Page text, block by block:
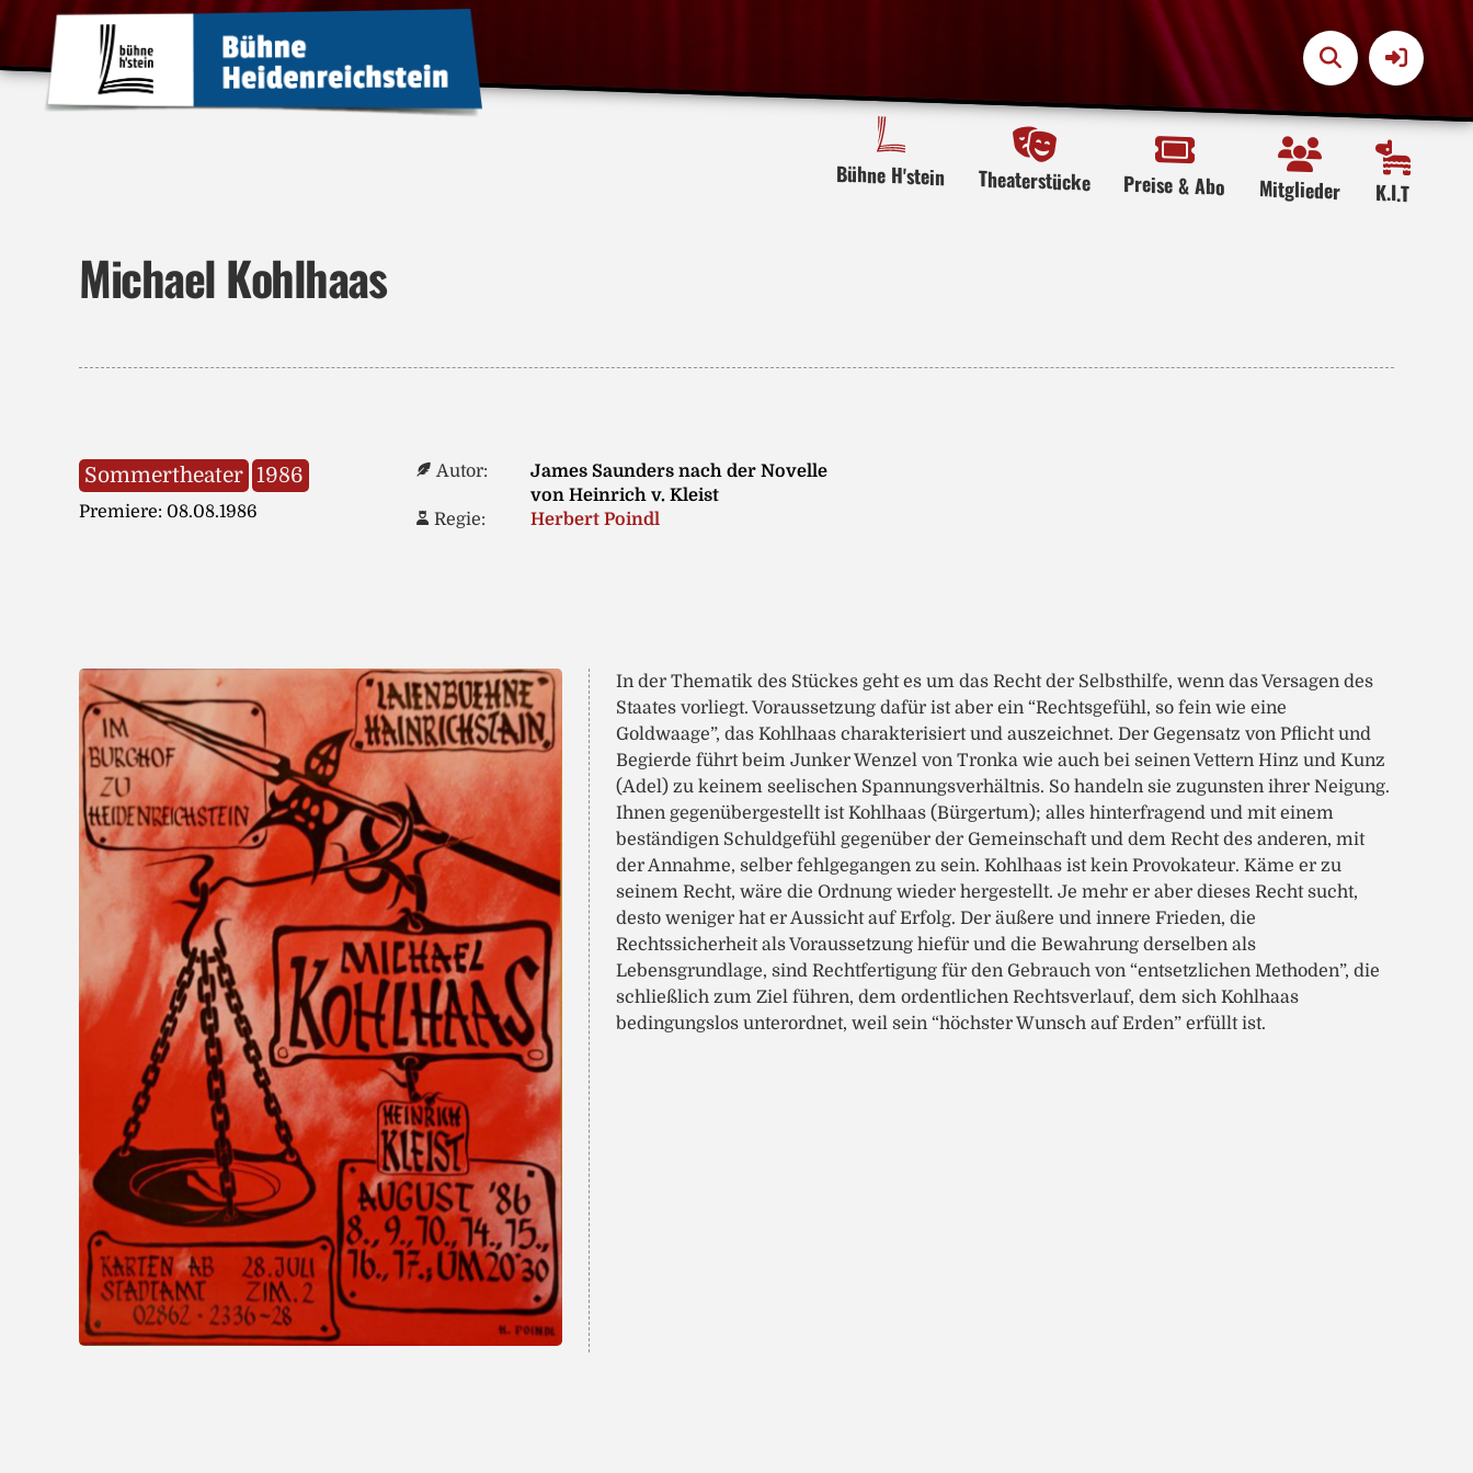
Bühne H'stein Theaterstücke Preise & Abo Mitglieder K.I.T
Michael Kohlhaas
Sommertheater 1986
Premiere: 08.08.1986
Autor:
James Saunders nach der Novelle
von Heinrich v. Kleist
Regie:
Herbert Poindl
In der Thematik des Stückes geht es um das Recht der Selbsthilfe, wenn das Versagen des
Staates vorliegt. Voraussetzung dafür ist aber ein “Rechtsgefühl, so fein wie eine
Goldwaage”, das Kohlhaas charakterisiert und auszeichnet. Der Gegensatz von Pflicht und
Begierde führt beim Junker Wenzel von Tronka wie auch bei seinen Vettern Hinz und Kunz
(Adel) zu keinem seelischen Spannungsverhältnis. So handeln sie zugunsten ihrer Neigung.
Ihnen gegenübergestellt ist Kohlhaas (Bürgertum); alles hinterfragend und mit einem
beständigen Schuldgefühl gegenüber der Gemeinschaft und dem Recht des anderen, mit
der Annahme, selber fehlgegangen zu sein. Kohlhaas ist kein Provokateur. Käme er zu
seinem Recht, wäre die Ordnung wieder hergestellt. Je mehr er aber dieses Recht sucht,
desto weniger hat er Aussicht auf Erfolg. Der äußere und innere Frieden, die
Rechtssicherheit als Voraussetzung hiefür und die Bewahrung derselben als
Lebensgrundlage, sind Rechtfertigung für den Gebrauch von “entsetzlichen Methoden”, die
schließlich zum Ziel führen, dem ordentlichen Rechtsverlauf, dem sich Kohlhaas
bedingungslos unterordnet, weil sein “höchster Wunsch auf Erden” erfüllt ist.